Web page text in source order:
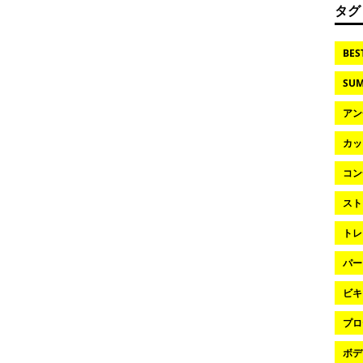
タグ
ア
カ
コ
ス
ト
パ
ビ
プ
ボ